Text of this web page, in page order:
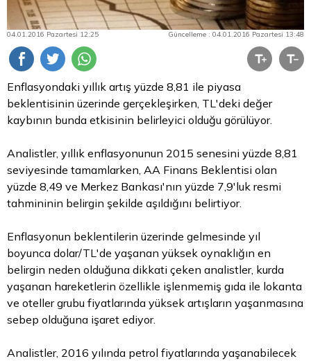
04.01.2016 Pazartesi 12:25 Güncelleme : 04.01.2016 Pazartesi 13:48
Enflasyondaki yıllık artış yüzde 8,81 ile piyasa
beklentisinin üzerinde gerçekleşirken, TL'deki değer
kaybının bunda etkisinin belirleyici olduğu görülüyor.
Analistler, yıllık enflasyonunun 2015 senesini yüzde 8,81
seviyesinde tamamlarken, AA Finans Beklentisi olan
yüzde 8,49 ve Merkez Bankası'nın yüzde 7,9'luk resmi
tahmininin belirgin şekilde aşıldığını belirtiyor.
Enflasyonun beklentilerin üzerinde gelmesinde yıl
boyunca dolar/TL'de yaşanan yüksek oynaklığın en
belirgin neden olduğuna dikkati çeken analistler, kurda
yaşanan hareketlerin özellikle işlenmemiş gıda ile lokanta
ve oteller grubu fiyatlarında yüksek artışların yaşanmasına
sebep olduğuna işaret ediyor.
Analistler, 2016 yılında petrol fiyatlarında yaşanabilecek